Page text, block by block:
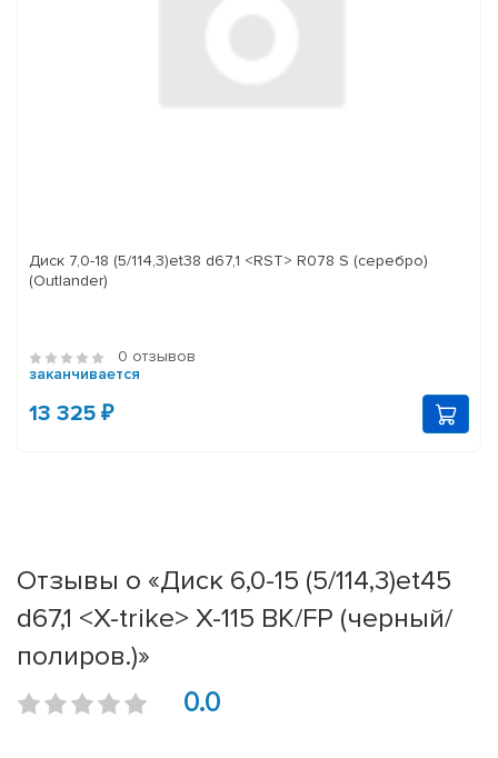
Диск 7,0-18 (5/114,3)et38 d67,1 <RST> R078 S (серебро)
(Outlander)
0 отзывов
заканчивается
13 325 ₽
Отзывы о «Диск 6,0-15 (5/114,3)et45
d67,1 <X-trike> X-115 BK/FP (черный/
полиров.)»
0.0